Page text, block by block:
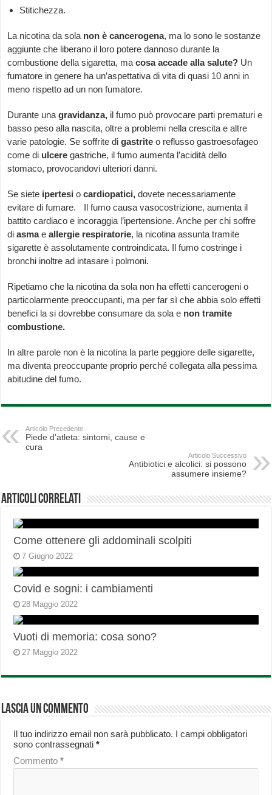
Stitichezza.
La nicotina da sola non è cancerogena, ma lo sono le sostanze
aggiunte che liberano il loro potere dannoso durante la
combustione della sigaretta, macosa accade alla salute? Un
fumatore in genere ha un’aspettativa di vita di quasi 10 anni in
meno rispetto ad un non fumatore.
Durante unagravidanza, il fumo può provocare parti prematuri e
basso peso alla nascita, oltre a problemi nella crescita e altre
varie patologie. Se soffrite digastrite o reflusso gastroesofageo
come di ulcere gastriche, il fumo aumenta l’acidità dello
stomaco, provocandovi ulteriori danni.
Se siete ipertesio cardiopatici, dovete necessariamente
evitare di fumare. Il fumo causa vasocostrizione, aumenta il
battito cardiaco e incoraggia l’ipertensione. Anche per chi soffre
diasmae allergie respiratorie, la nicotina assunta tramite
sigarette è assolutamente controindicata. Il fumo costringe i
bronchi inoltre ad intasare i polmoni.
Ripetiamo che la nicotina da sola non ha effetti cancerogeni o
particolarmente preoccupanti, ma per far sì che abbia solo effetti
benefici la si dovrebbe consumare da sola e non tramite
combustione.
In altre parole non è la nicotina la parte peggiore delle sigarette,
ma diventa preoccupante proprio perché collegata alla pessima
abitudine del fumo.
Articolo Precedente
Piede d’atleta: sintomi, cause e
cura
Articolo Successivo
Antibiotici e alcolici: si possono
assumere insieme?
Articoli correlati
Come ottenere gli addominali scolpiti
7 Giugno 2022
Covid e sogni: i cambiamenti
28 Maggio 2022
Vuoti di memoria: cosa sono?
27 Maggio 2022
Lascia un commento
Il tuo indirizzo email non sarà pubblicato. I campi obbligatori
sono contrassegnati*
Commento*